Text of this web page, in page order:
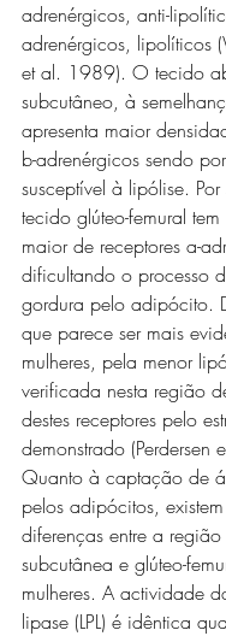
adrenérgicos, anti-
adrenérgicos, lipolíticos
et al. 1989). O tecido
subcutâneo, à
apresenta maior
b-adrenérgicos sendo
susceptível à lipólise.
tecido glúteo-femural
maior de receptores a-
dificultando o processo
gordura pelo adipócito.
que parece ser mais
mulheres, pela menor
verificada nesta região
destes receptores pelo
demonstrado
Quanto à captação de
pelos adipócitos,
diferenças entre a
subcutânea e glúteo-
mulheres. A actividade
lipase (LPL) é idêntica